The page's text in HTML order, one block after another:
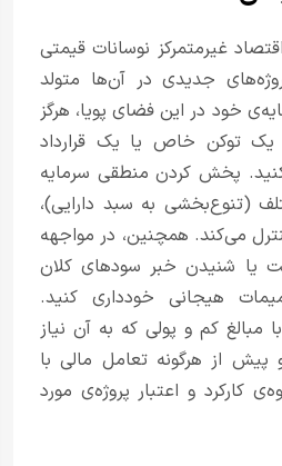
غیرمتمرکز نوسانات قیمتی
جدیدی در آن‌ها متولد
خود در این فضای پویا، هرگز
یک توکن خاص یا یک قرارداد
پخش کردن منطقی سرمایه
(تنوع‌بخشی به سبد دارایی)،
می‌کند. همچنین، در مواجهه
یا شنیدن خبر سودهای کلان
هیجانی خودداری کنید.
مبالغ کم و پولی که به آن نیاز
پیش از هرگونه تعامل مالی با
کارکرد و اعتبار پروژه‌ی مورد